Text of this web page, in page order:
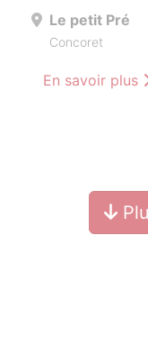
Le petit Pré
Concoret
En savoir plus